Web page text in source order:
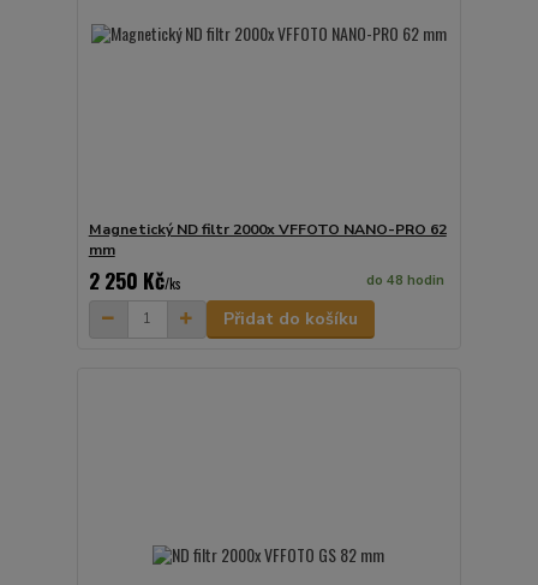
Magnetický ND filtr 2000x VFFOTO NANO-PRO 62
mm
2 250 Kč/ks do 48 hodin
Přidat do košíku